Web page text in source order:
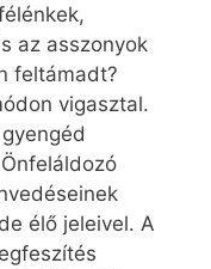
az asszonyok
feltámadt?
vigasztal.
élő jeleivel. A